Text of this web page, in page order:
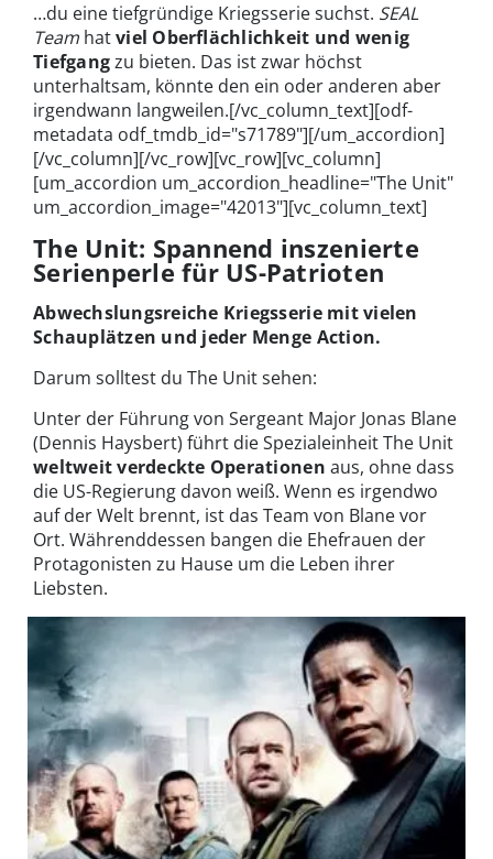
…du eine tiefgründige Kriegsserie suchst. SEAL
Team hatviel Oberflächlichkeit und wenig
Tiefgangzu bieten. Das ist zwar höchst
unterhaltsam, könnte den ein oder anderen aber
irgendwann langweilen.[/vc_column_text][odf-
metadata odf_tmdb_id="s71789"][/um_accordion]
[/vc_column][/vc_row][vc_row][vc_column]
[um_accordion um_accordion_headline="The Unit"
um_accordion_image="42013"][vc_column_text]
The Unit: Spannend inszenierte
Serienperle für US-Patrioten
Abwechslungsreiche Kriegsserie mit vielen
Schauplätzen und jeder Menge Action.
Darum solltest du The Unit sehen:
Unter der Führung von Sergeant Major Jonas Blane
(Dennis Haysbert) führt die Spezialeinheit The Unit
weltweit verdeckte Operationen aus, ohne dass
die US-Regierung davon weiß. Wenn es irgendwo
auf der Welt brennt, ist das Team von Blane vor
Ort. Währenddessen bangen die Ehefrauen der
Protagonisten zu Hause um die Leben ihrer
Liebsten.